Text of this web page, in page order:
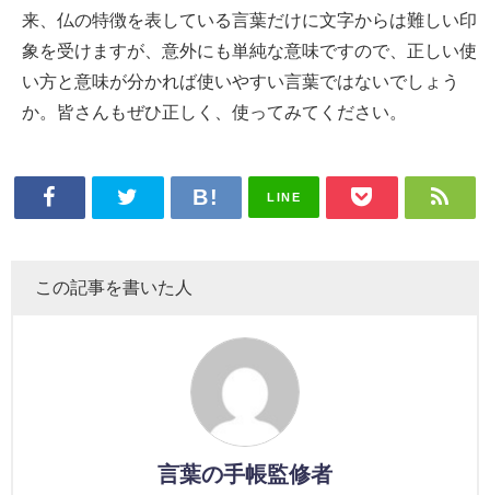
来、仏の特徴を表している言葉だけに文字からは難しい印
象を受けますが、意外にも単純な意味ですので、正しい使
い方と意味が分かれば使いやすい言葉ではないでしょう
か。皆さんもぜひ正しく、使ってみてください。
LINE
この記事を書いた人
言葉の手帳監修者